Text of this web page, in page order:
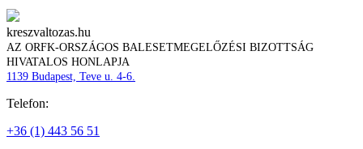
kreszvaltozas.hu
AZ ORFK-ORSZÁGOS BALESETMEGELŐZÉSI BIZOTTSÁG
HIVATALOS HONLAPJA
1139 Budapest, Teve u. 4-6.
Telefon:
+36 (1) 443 56 51